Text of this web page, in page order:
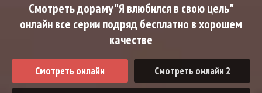
Смотреть дораму "Я влюбился в свою цель"
онлайн все серии подряд бесплатно в хорошем
качестве
Смотреть онлайн Смотреть онлайн 2